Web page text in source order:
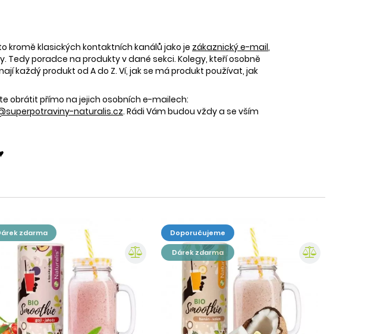
kromě klasických kontaktních kanálů jako je zákaznický e-mail,
poradce na produkty v dané sekci. Kolegy, kteří osobně
každý produkt od A do Z. Ví, jak se má produkt používat, jak
obrátit přímo na jejich osobních e-mailech:
naturalis.cz. Rádi Vám budou vždy a se vším
dárek zdarma doporučujeme
dárek zdarma